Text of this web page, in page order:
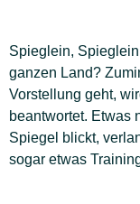
Spieglein,
ganzen Land?
Vorstellung geht,
beantwortet. Etwas
Spiegel blickt,
sogar etwas